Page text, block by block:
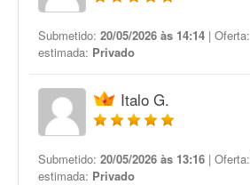
Submetido: 20/05/2026 às 14:14 | Oferta:
estimada: Privado
Italo G.
Submetido: 20/05/2026 às 13:16 | Oferta:
estimada: Privado